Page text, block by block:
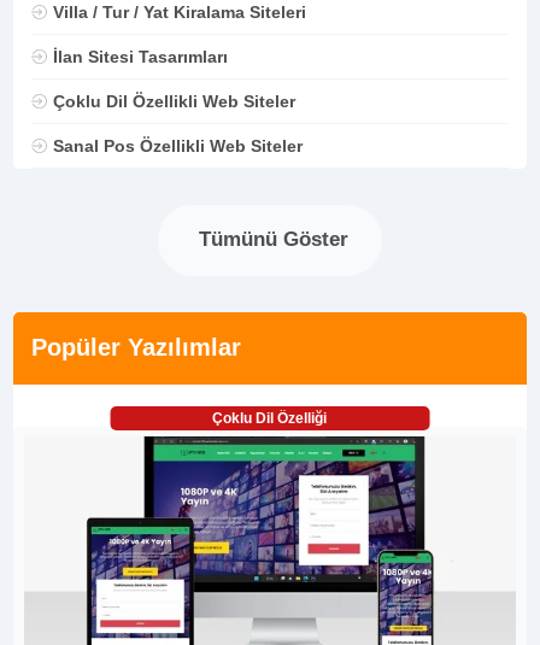
Villa / Tur / Yat Kiralama Siteleri
İlan Sitesi Tasarımları
Çoklu Dil Özellikli Web Siteler
Sanal Pos Özellikli Web Siteler
Tümünü Göster
Popüler Yazılımlar
Çoklu Dil Özelliği